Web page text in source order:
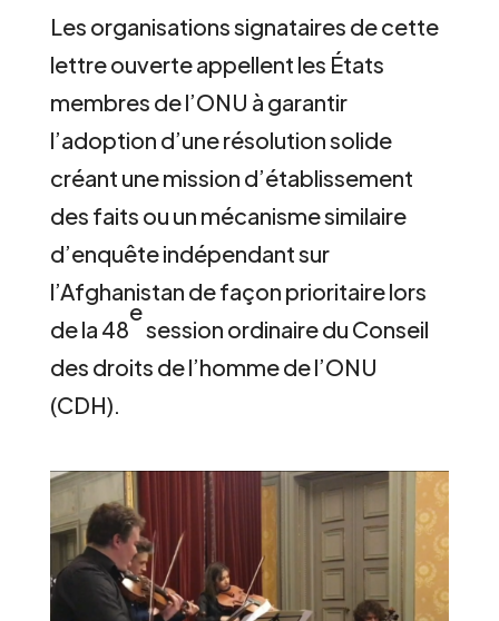
Les organisations signataires de cette
lettre ouverte appellent les États
membres de l’ONU à garantir
l’adoption d’une résolution solide
créant une mission d’établissement
des faits ou un mécanisme similaire
d’enquête indépendant sur
l’Afghanistan de façon prioritaire lors
de la 48
e
session ordinaire du Conseil
des droits de l’homme de l’ONU
(CDH).